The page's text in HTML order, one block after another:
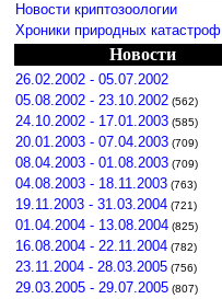
Новости криптозоологии
Хроники природных катастроф
Новости
26.02.2002 - 05.07.2002
05.08.2002 - 23.10.2002 (562)
24.10.2002 - 17.01.2003 (585)
20.01.2003 - 07.04.2003 (709)
08.04.2003 - 01.08.2003 (709)
04.08.2003 - 18.11.2003 (763)
19.11.2003 - 31.03.2004 (721)
01.04.2004 - 13.08.2004 (825)
16.08.2004 - 22.11.2004 (782)
23.11.2004 - 28.03.2005 (756)
29.03.2005 - 29.07.2005 (807)